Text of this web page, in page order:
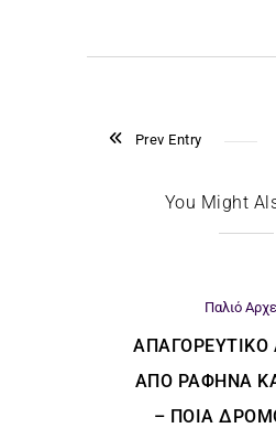
Prev Entry
You Might
Παλιό
ΑΠΌ ΡΑΦΉΝΑ
– ΠΟΙΑ